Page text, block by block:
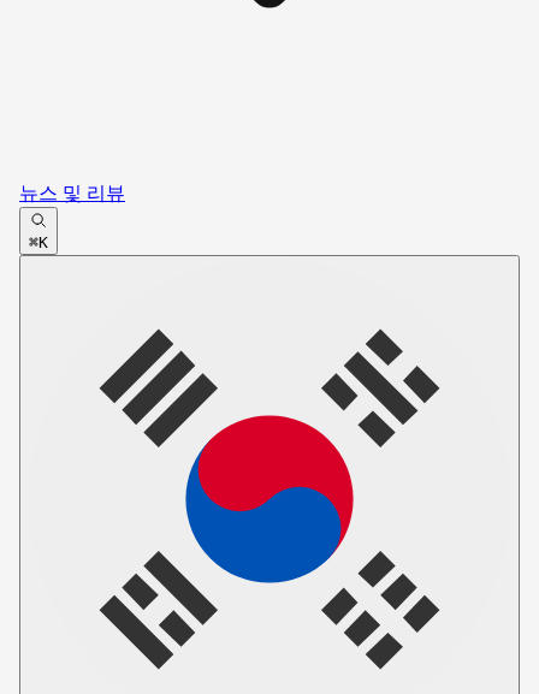
뉴스 및 리뷰
⌘K